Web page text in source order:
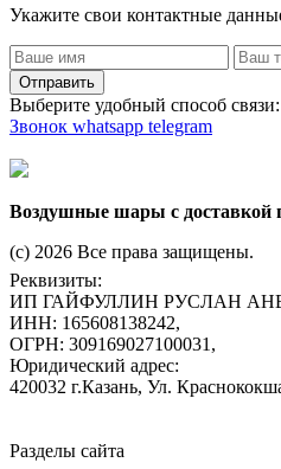
Укажите свои контактные
Отправить
Выберите удобный способ связи:
Звонок whatsapp telegram
Воздушные шары с доставкой
(c) 2026 Все права защищены.
Реквизиты:
ИП ГАЙФУЛЛИН РУСЛАН
ИНН: 165608138242,
ОГРН: 309169027100031,
Юридический адрес:
420032 г.Казань, Ул.
Разделы сайта